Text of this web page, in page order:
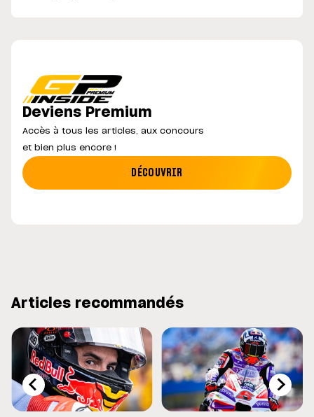
Deviens Premium
Accès à tous les articles, aux concours
et bien plus encore !
DÉCOUVRIR
Articles recommandés